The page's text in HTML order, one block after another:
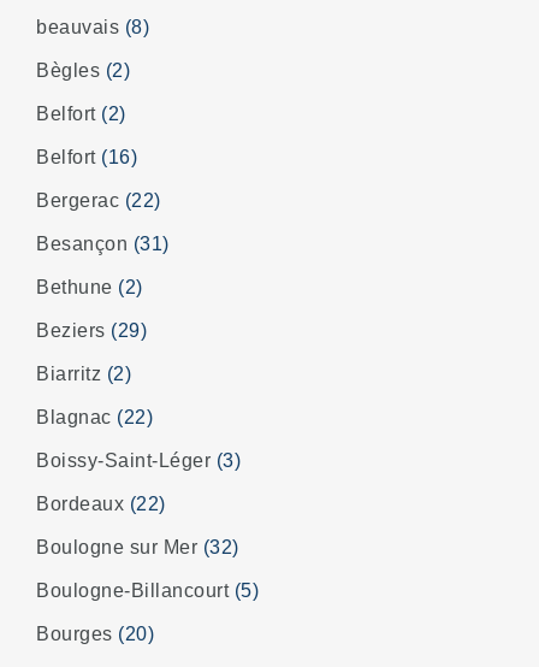
beauvais (8)
Bègles (2)
Belfort (2)
Belfort (16)
Bergerac (22)
Besançon (31)
Bethune (2)
Beziers (29)
Biarritz (2)
Blagnac (22)
Boissy-Saint-Léger (3)
Bordeaux (22)
Boulogne sur Mer (32)
Boulogne-Billancourt (5)
Bourges (20)